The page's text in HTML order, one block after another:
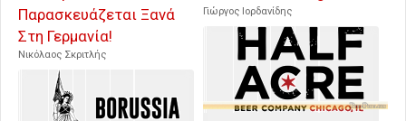
Παρασκευάζεται Ξανά
Στη Γερμανία!
Νικόλαος Σκριτλής
Γιώργος Ιορδανίδης